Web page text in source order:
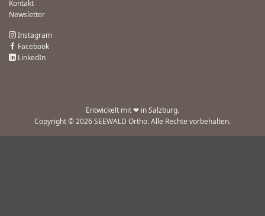
Kontakt
Newsletter
Instagram
Facebook
LinkedIn
Entwickelt mit ❤ in Salzburg.
Copyright © 2026 SEEWALD Ortho. Alle Rechte vorbehalten.